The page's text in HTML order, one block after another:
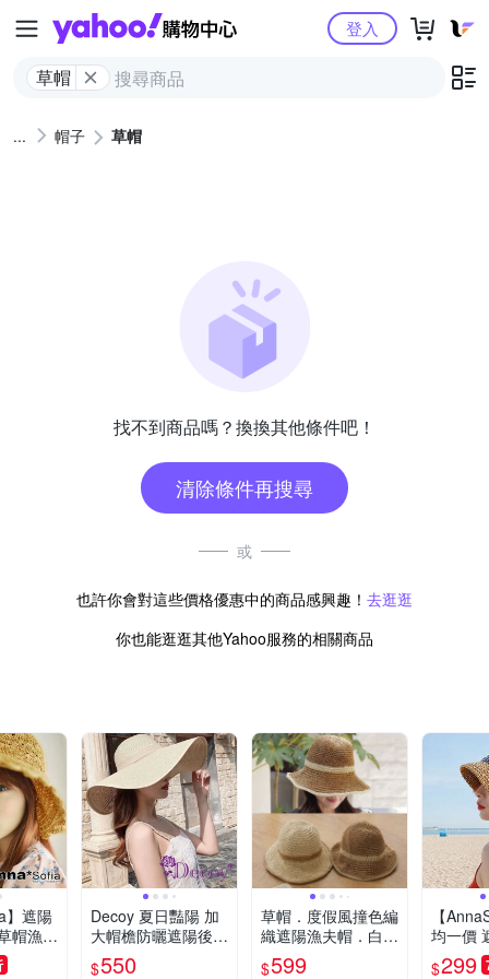
Yahoo購物中心
草帽
登入
帽子 草帽
找不到商品嗎？換換其他條件吧！
清除條件再搜尋
或
也許你會對這些價格優惠中的商品感興趣！ 去逛逛
你也能逛逛其他Yahoo服務的相關商品
】遮陽
帽漁夫
(駝
Decoy 夏日豔陽 加
大帽檐防曬遮陽後綁
帶編織草帽/高雅米
$550
草帽．度假風撞色編
織遮陽漁夫帽．白鳥
麗子
$599
【
均一價
帽鐘型
$299